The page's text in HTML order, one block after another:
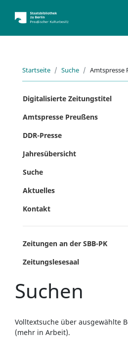
Startseite Suche Amtspresse
Digitalisierte Zeitungstitel
Amtspresse Preußens
DDR-Presse
Jahresübersicht
Suche
Aktuelles
Kontakt
Zeitungen an der SBB-PK
Zeitungslesesaal
Suchen
Volltextsuche über ausgewählte
(mehr in Arbeit).